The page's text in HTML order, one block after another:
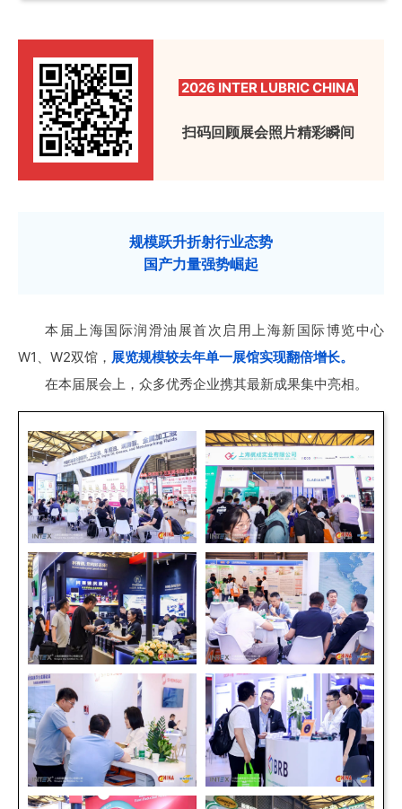
2026 INTER LUBRIC CHINA
扫码回顾展会照片精彩瞬间
规模跃升折射行业态势
国产力量强势崛起
本届上海国际润滑油展首次启用上海新国际博览中心
W1、W2双馆， 展览规模较去年单一展馆实现翻倍增长。
在本届展会上，众多优秀企业携其最新成果集中亮相。